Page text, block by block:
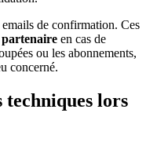
de confirmation. Ces
partenaire en cas de
ou les abonnements,
concerné.
techniques lors